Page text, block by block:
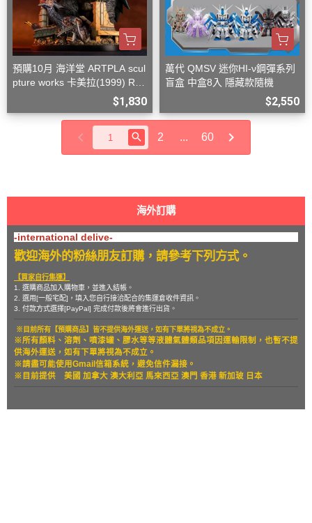
預購10月 海洋堂 ARTPLA scul
pture works 卡美拉(1999) Re:
$1,830
萬代 QMSV 迷你HI-ν鋼彈系列
盲盒 中盒8入 隱藏款隨機
$2,550
2 ... 60
海外訂購
-international delive-
歡迎海外的粉絲朋友訂購，請參考下列方式。
【買家自行集運】
1. 選購商品加入購物車，並進入結帳。
2. 選用[一般宅配]，填入您自行接洽配合的集運倉收件資訊。
3. 付款方式選擇[PayPal] 完成付款後將會進行出貨。
※目前所有【預購商品】皆不提供海外運送，如有下單將視為不成立。
※所有顏料、溶劑、噴漆罐、膠水等等液體氣體類品項因運輸限制，也暫不提
供海外運送，如有下單將視為不成立。
※請盡可能使用Gmail信箱系統，避免信件漏接。
※目前提供 美國 加拿大 澳大利亞 馬來西亞 澳門 香港 新加玻 日本